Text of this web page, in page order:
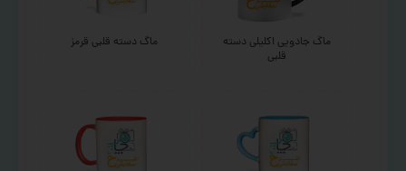
ماگ جادویی اکلیلی دسته
قلبی
ماگ دسته قلبی قرمز